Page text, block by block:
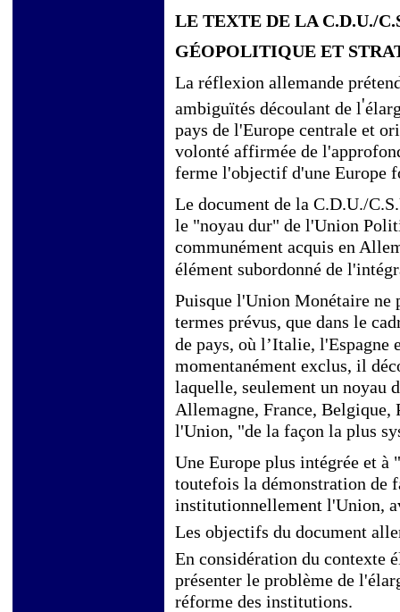
LE TEXTE DE LA C.D.U./
GÉOPOLITIQUE ET
La réflexion allemande
ambiguïtés découlant de l'
pays de l'Europe centrale et
volonté affirmée de
ferme l'objectif d'une Europe
Le document de la C.D.U./
le "noyau dur" de l'Union
communément acquis en
élément subordonné de
Puisque l'Union Monétaire ne
termes prévus, que dans le
de pays, où l’Italie, l'Espagne
momentanément exclus, il
laquelle, seulement un noyau
Allemagne, France, Belgique,
l'Union, "de la façon la plus
Une Europe plus intégrée et
toutefois la démonstration de
institutionnellement l'Union,
Les objectifs du document
En considération du contexte
présenter le problème de
réforme des institutions.